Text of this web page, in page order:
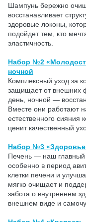
Шампунь бережно
восстанавливает
здоровые локоны,
подойдет тем, кто
эластичность.
Набор №2
ночной
Комплексный уход за
защищает от внешних
день, ночной —
Вместе они работают
естественного сияния
ценит качественный
Набор №3 «Здоровье
Печень — наш главный
особенно в период
клетки печени и
мягко очищает и
забота о внутреннем
внешнем виде и